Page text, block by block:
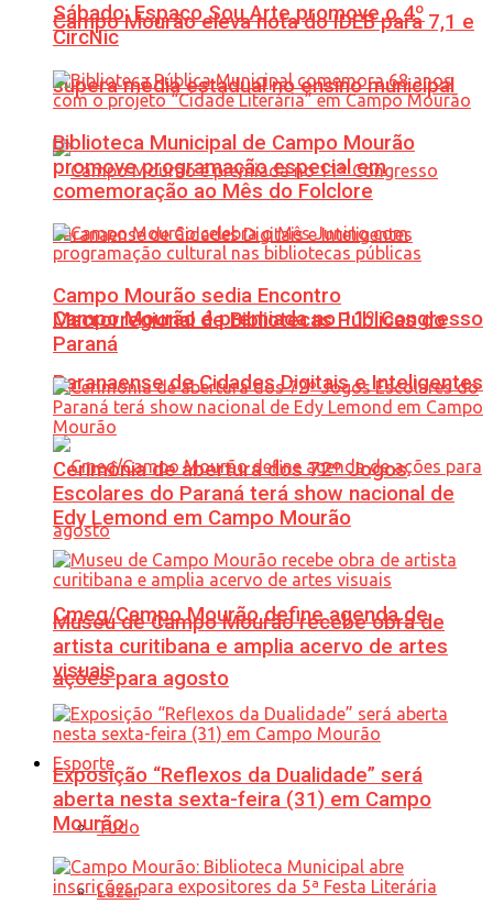
Campo Mourão eleva nota do IDEB para 7,1 e
supera média estadual no ensino municipal
Campo Mourão é premiada no 11º Congresso
Paranaense de Cidades Digitais e Inteligentes
Cmeg/Campo Mourão define agenda de
ações para agosto
Esporte
Tudo
Lazer
Sábado: Espaço Sou Arte promove o 4º
CircNic
Biblioteca Municipal de Campo Mourão
promove programação especial em
comemoração ao Mês do Folclore
Campo Mourão sedia Encontro
Macrorregional de Bibliotecas Públicas do
Paraná
Cerimônia de abertura dos 72º Jogos
Escolares do Paraná terá show nacional de
Edy Lemond em Campo Mourão
Museu de Campo Mourão recebe obra de
artista curitibana e amplia acervo de artes
visuais
Exposição “Reflexos da Dualidade” será
aberta nesta sexta-feira (31) em Campo
Mourão